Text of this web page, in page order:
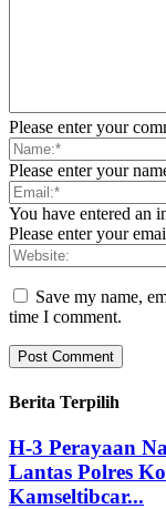
Please enter your
Please enter your
You have entered an
Please enter your
Save my name,
time I comment.
Berita Terpilih
H-3 Perayaan
Lantas Polres
Kamseltibcar...